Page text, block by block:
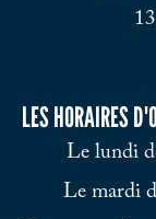
LES HORAIRES
Le lundi
Le mardi